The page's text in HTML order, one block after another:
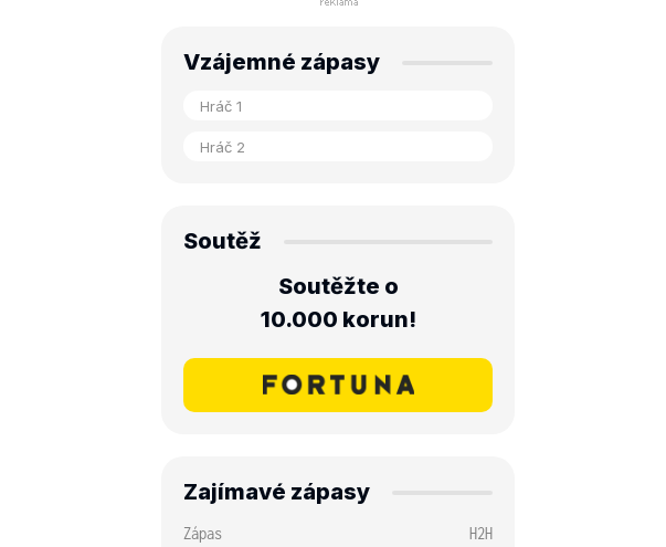
Vzájemné zápasy
Soutěž
Soutěžte o
10.000 korun!
Zajímavé zápasy
Zápas
H2H